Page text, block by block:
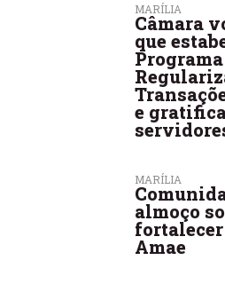
MARÍLIA
Câmara
que
e
MARÍLIA
almoço
Amae